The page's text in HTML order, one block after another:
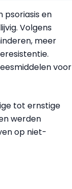
psoriasis en
Volgens
meer
.
voor
tot ernstige
werden
op niet-